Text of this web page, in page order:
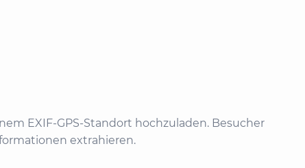
EXIF-GPS-Standort hochzuladen. Besucher
extrahieren.